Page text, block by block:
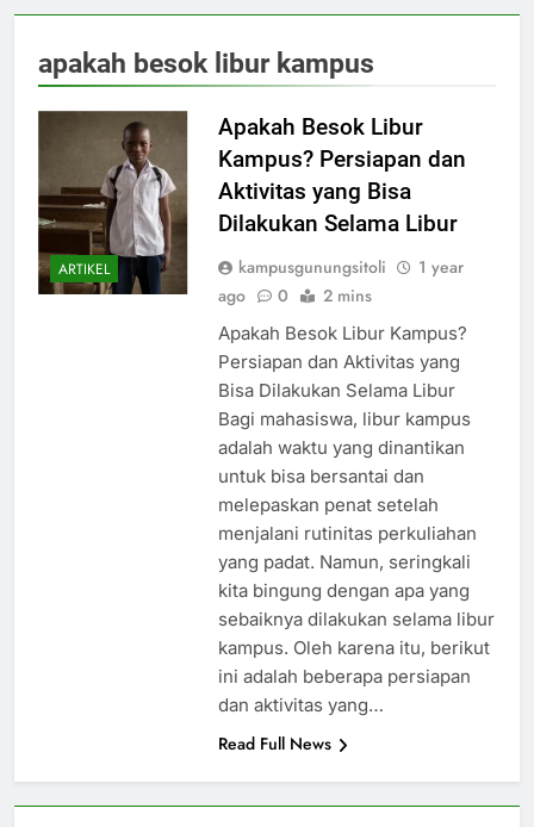
apakah besok libur kampus
ARTIKEL
Apakah Besok Libur
Kampus? Persiapan dan
Aktivitas yang Bisa
Dilakukan Selama Libur
kampusgunungsitoli
1 year
ago
0 2 mins
Apakah Besok Libur Kampus?
Persiapan dan Aktivitas yang
Bisa Dilakukan Selama Libur
Bagi mahasiswa, libur kampus
adalah waktu yang dinantikan
untuk bisa bersantai dan
melepaskan penat setelah
menjalani rutinitas perkuliahan
yang padat. Namun, seringkali
kita bingung dengan apa yang
sebaiknya dilakukan selama libur
kampus. Oleh karena itu, berikut
ini adalah beberapa persiapan
dan aktivitas yang…
Read Full News